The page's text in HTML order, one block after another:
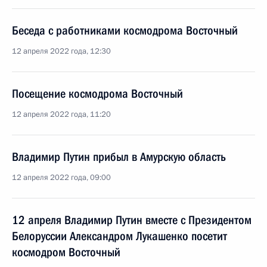
Беседа с работниками космодрома Восточный
12 апреля 2022 года, 12:30
Посещение космодрома Восточный
12 апреля 2022 года, 11:20
Владимир Путин прибыл в Амурскую область
12 апреля 2022 года, 09:00
12 апреля Владимир Путин вместе с Президентом
Белоруссии Александром Лукашенко посетит
космодром Восточный